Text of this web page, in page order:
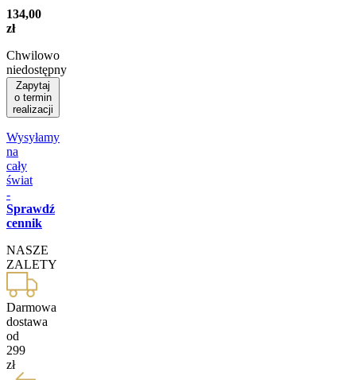
134,00
zł
Chwilowo
niedostępny
Zapytaj
o termin
realizacji
Wysyłamy
na
cały
świat
-
Sprawdź
cennik
NASZE
ZALETY
Darmowa
dostawa
od
299
zł